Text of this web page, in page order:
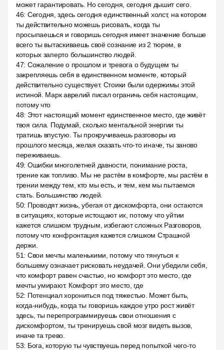
может гарантировать. Но сегодня, сегодня дышит сего.
46: Сегодня, здесь сегодня единственный холст, на котором
ты действительно можешь рисовать, когда ты
просыпаешься и говоришь сегодня имеет значение больше
всего ты вытаскиваешь своё сознание из 2 тюрем, в
которых заперто большинство людей.
47: Сожаление о прошлом и тревога о будущем ты
закрепляешь себя в единственном моменте, который
действительно существует. Стоики были одержимы этой
истиной. Марк аврелий писал ограничь себя настоящим,
потому что
48: Этот настоящий момент единственное место, где живёт
твоя сила. Подумай, сколько ментальной энергии ты
тратишь впустую. Ты прокручиваешь разговоры из
прошлого месяца, желая сказать что-то иначе, ты заново
переживаешь.
49: Ошибки многолетней давности, понимание роста,
трение как топливо. Мы не растём в комфорте, мы растём в
трении между тем, кто мы есть, и тем, кем мы пытаемся
стать. Большинство людей.
50: Проводят жизнь, убегая от дискомфорта, они остаются
в ситуациях, которые истощают их, потому что уйтии
кажется слишком трудным, избегают сложных Разговоров,
потому что конфронтация кажется слишком Страшной
держи.
51: Свои мечты маленькими, потому что тянуться к
большему означает рисковать неудачей. Они убедили себя,
что комфорт равен счастью, но комфорт это место, где
мечты умирают. Комфорт это место, где
52: Потенциал хорониться под тяжестью. Может быть,
когда-нибудь, когда ты говоришь каждое утро рост живёт
здесь, ты перепрограммируешь свои отношения с
дискомфортом, ты тренируешь свой мозг видеть вызов,
иначе та трево.
53: Бога, которую ты чувствуешь перед попыткой чего-то